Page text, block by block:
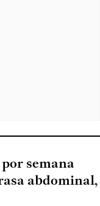
semana
abdominal,